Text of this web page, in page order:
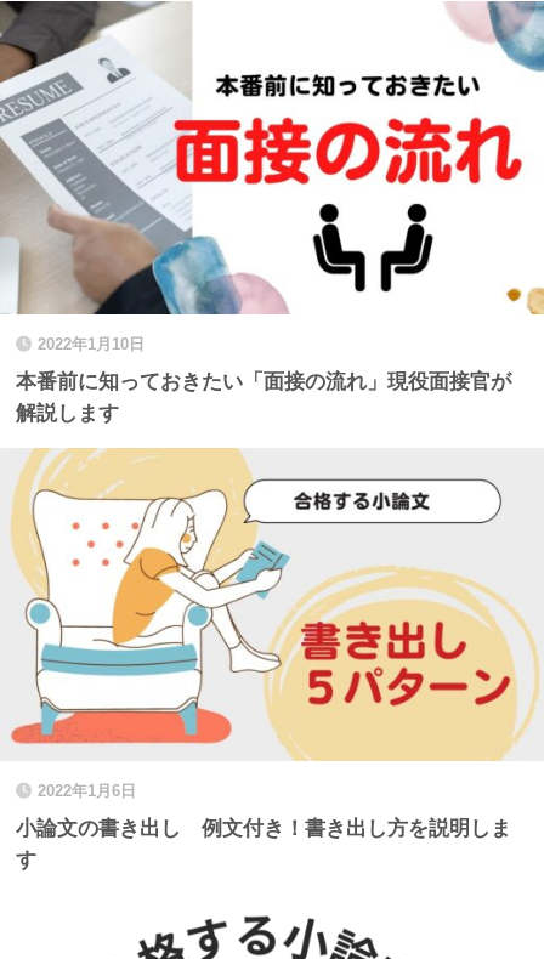
2022年1月10日
本番前に知っておきたい「面接の流れ」現役面接官が
解説します
2022年1月6日
小論文の書き出し 例文付き！書き出し方を説明しま
す